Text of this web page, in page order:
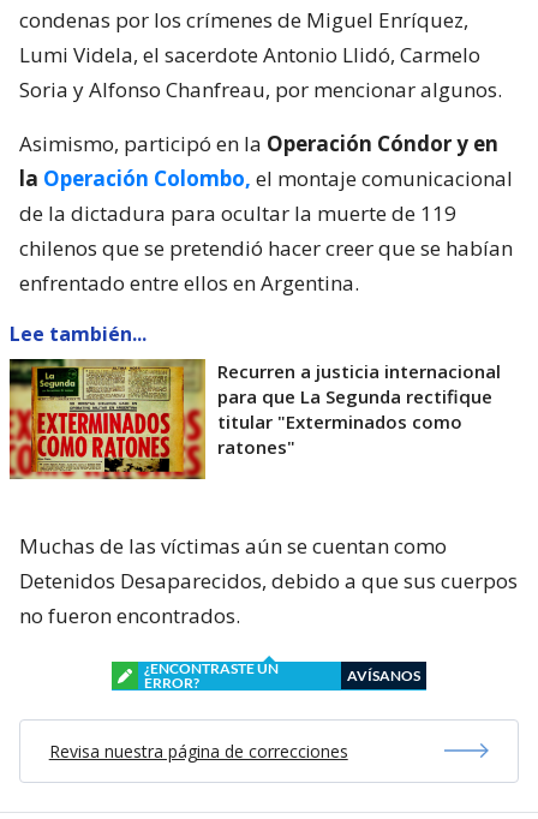
condenas por los crímenes de Miguel Enríquez,
Lumi Videla, el sacerdote Antonio Llidó, Carmelo
Soria y Alfonso Chanfreau, por mencionar algunos.
Asimismo, participó en la Operación Cóndor y en
la Operación Colombo, el montaje comunicacional
de la dictadura para ocultar la muerte de 119
chilenos que se pretendió hacer creer que se habían
enfrentado entre ellos en Argentina.
Lee también...
Recurren a justicia internacional
para que La Segunda rectifique
titular "Exterminados como
ratones"
Muchas de las víctimas aún se cuentan como
Detenidos Desaparecidos, debido a que sus cuerpos
no fueron encontrados.
¿ENCONTRASTE UN
ERROR?
AVÍSANOS
Revisa nuestra página de correcciones